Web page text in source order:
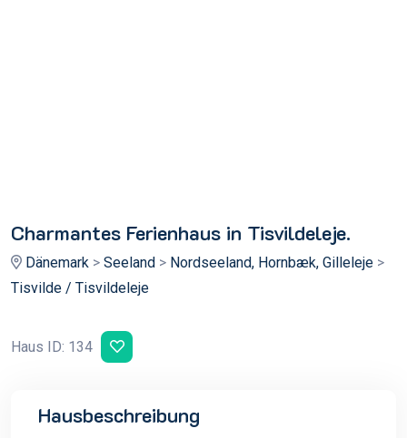
Charmantes Ferienhaus in Tisvildeleje.
Dänemark > Seeland > Nordseeland, Hornbæk, Gilleleje >
Tisvilde / Tisvildeleje
Haus ID: 134
Hausbeschreibung